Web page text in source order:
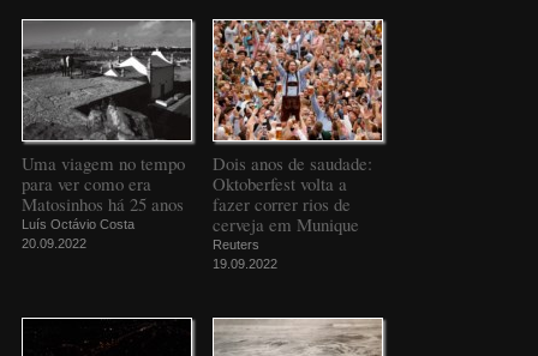
Uma viagem no tempo
para ver como era
Matosinhos há 25 anos
Luís Octávio Costa
20.09.2022
Dois anos de saudade:
Oktoberfest volta a
fazer correr rios de
cerveja em Munique
Reuters
19.09.2022